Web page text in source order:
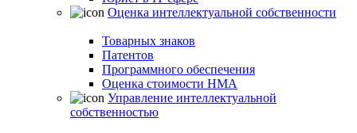
Оценка интеллектуальной собственности
Товарных знаков
Патентов
Программного обеспечения
Оценка стоимости НМА
Управление интеллектуальной
собственностью